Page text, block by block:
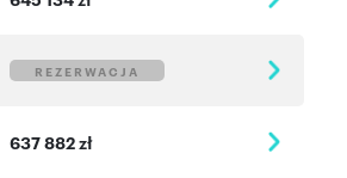
REZERWACJA
637 882 zł